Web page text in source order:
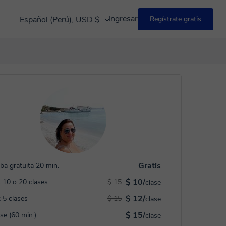
Español (Perú), USD $ Ingresar Regístrate gratis
gratuita 20 min. Gratis
10 o 20 clases $ 10/clase
$ 15
5 clases
$ 12/clase
$ 15
(60 min.)
$ 15/clase